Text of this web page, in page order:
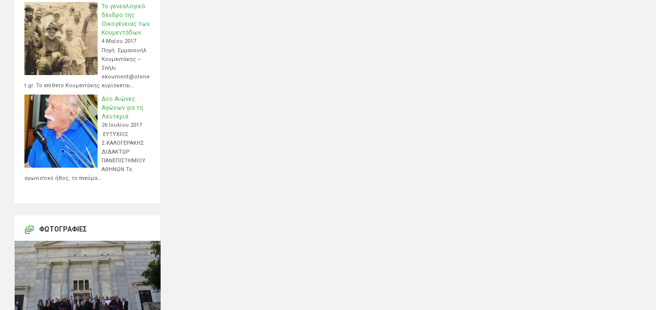
Το γενεαλογικό
δένδρο της
Οικογένειας των
Κουμεντάδων.
4 Μαΐου 2017
Πηγή Εμμανουήλ
Κουμεντάκης –
Σπήλι.
ekoument@otene
t.gr Το επίθετο Κουμεντάκης ευρίσκεται…
Δύο Αιώνες
Αγώνων για τη
Λευτεριά
26 Ιουλίου 2017
ΕΥΤΥΧΙΟΣ
Σ.ΚΑΛΟΓΕΡΑΚΗΣ
ΔΙΔΑΚΤΩΡ
ΠΑΝΕΠΙΣΤΗΜΙΟΥ
ΑΘΗΝΩΝ Το
αγωνιστικό ήθος, το πνεύμα…
ΦΩΤΟΓΡΑΦΊΕΣ